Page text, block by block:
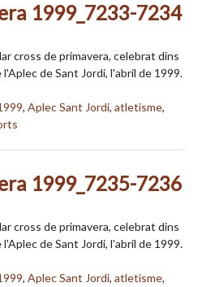
1999_7233-7234
cross de primavera, celebrat dins
de Sant Jordi, l'abril de 1999.
, Aplec Sant Jordi, atletisme,
1999_7235-7236
cross de primavera, celebrat dins
de Sant Jordi, l'abril de 1999.
, Aplec Sant Jordi, atletisme,